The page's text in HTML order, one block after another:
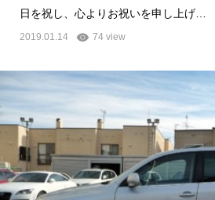
日を祝し、心よりお祝いを申し上げ…
2019.01.14 74 view